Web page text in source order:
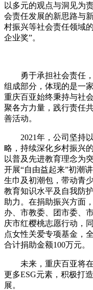
以多元的观点与洞见为
会责任发展的新思路与
村振兴等社会责任领域
企业奖”。
勇于承担社会责任
组成部分，体现的是一
重庆百亚始终秉持与社
聚各方力量，践行责任
善活动。
2021年，公司坚持
略，持续深化乡村振兴
以普及先进教育理念为
开展“自由益起来”初潮
生巾及初潮包，带动青
教育知识水平及自我防
助力。在捐助振兴方面
办、市教委、团市委、
庆市红樱桃志愿行动，
点女性关爱专项基金，
合计捐助金额100万元。
未来，重庆百亚将
更多ESG元素，积极打
展。